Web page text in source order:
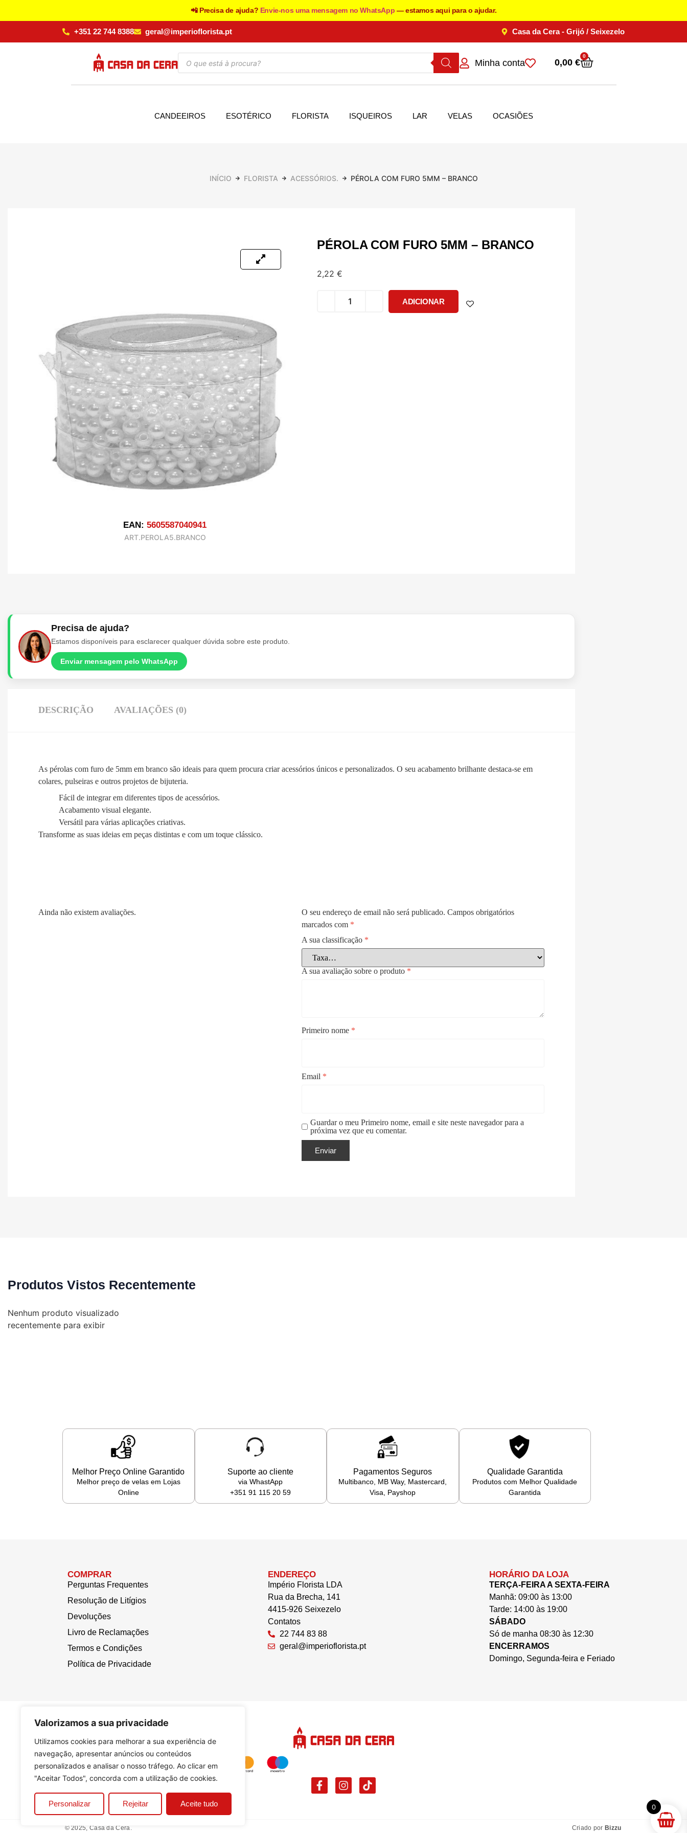
Valorizamos a sua privacidade
Utilizamos cookies para melhorar a sua experiência de
navegação, apresentar anúncios ou conteúdos
personalizados e analisar o nosso tráfego. Ao clicar em
"Aceitar Todos", concorda com a utilização de cookies.
Personalizar Rejeitar Aceite tudo
📲 Precisa de ajuda? Envie-nos uma mensagem no WhatsApp — estamos aqui para o ajudar.
+351 22 744 8388 geral@imperioflorista.pt Casa da Cera - Grijó / Seixezelo
Minha conta 0,00 €
0
CANDEEIROS ESOTÉRICO FLORISTA ISQUEIROS LAR VELAS OCASIÕES
INÍCIO FLORISTA ACESSÓRIOS. PÉROLA COM FURO 5MM – BRANCO
EAN: 5605587040941
ART.PEROLA5.BRANCO
PÉROLA COM FURO 5MM – BRANCO
2,22 €
ADICIONAR
Precisa de ajuda?
Estamos disponíveis para esclarecer qualquer dúvida sobre este produto.
Enviar mensagem pelo WhatsApp
DESCRIÇÃO AVALIAÇÕES (0)
As pérolas com furo de 5mm em branco são ideais para quem procura criar acessórios únicos e personalizados. O seu acabamento brilhante destaca-se em
colares, pulseiras e outros projetos de bijuteria.
Fácil de integrar em diferentes tipos de acessórios.
Acabamento visual elegante.
Versátil para várias aplicações criativas.
Transforme as suas ideias em peças distintas e com um toque clássico.
Ainda não existem avaliações. O seu endereço de email não será publicado. Campos obrigatórios
marcados com *
A sua classificação *
A sua avaliação sobre o produto *
Primeiro nome *
Email *
Guardar o meu Primeiro nome, email e site neste navegador para a
próxima vez que eu comentar.
Produtos Vistos Recentemente
Nenhum produto visualizado
recentemente para exibir
Melhor Preço Online Garantido
Melhor preço de velas em Lojas
Online
Suporte ao cliente
via WhastApp
+351 91 115 20 59
Pagamentos Seguros
Multibanco, MB Way, Mastercard,
Visa, Payshop
Qualidade Garantida
Produtos com Melhor Qualidade
Garantida
COMPRAR
Perguntas Frequentes
Resolução de Litígios
Devoluções
Livro de Reclamações
Termos e Condições
Política de Privacidade
ENDEREÇO
Império Florista LDA
Rua da Brecha, 141
4415-926 Seixezelo
Contatos
22 744 83 88
geral@imperioflorista.pt
HORÁRIO DA LOJA
TERÇA-FEIRA A SEXTA-FEIRA
Manhã: 09:00 às 13:00
Tarde: 14:00 às 19:00
SÁBADO
Só de manha 08:30 às 12:30
ENCERRAMOS
Domingo, Segunda-feira e Feriado
© 2025, Casa da Cera. Criado por Bizzu
0